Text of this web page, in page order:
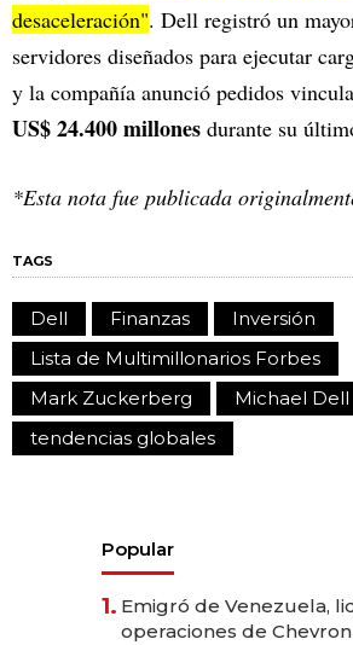
desaceleración". Dell registró un
servidores diseñados para ejecutar
y la compañía anunció pedidos
US$ 24.400 millones durante su
*Esta nota fue publicada
TAGS
Dell Finanzas
Inversión
Lista de Multimillonarios Forbes
Mark Zuckerberg
Michael Dell
tendencias globales
Popular
1. Emigró de Venezuela,
operaciones de